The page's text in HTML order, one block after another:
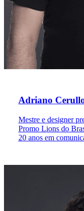
Adriano
Mestre e designer
Promo Lions do
20 anos em